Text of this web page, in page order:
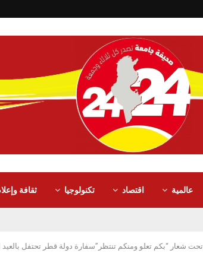
عالمية اقتصاد تكنولوجيا ثقافة
تحت شعار “بكم تعلو ومنكم تنتظر”سفارة دولة قطر تحتفل